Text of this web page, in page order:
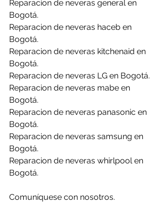
Reparacion de neveras general en
Bogotá.
Reparacion de neveras haceb en
Bogotá.
Reparacion de neveras kitchenaid en
Bogotá.
Reparacion de neveras LG en Bogotá.
Reparacion de neveras mabe en
Bogotá.
Reparacion de neveras panasonic en
Bogotá.
Reparacion de neveras samsung en
Bogotá.
Reparacion de neveras whirlpool en
Bogotá.
Comuníquese con nosotros.